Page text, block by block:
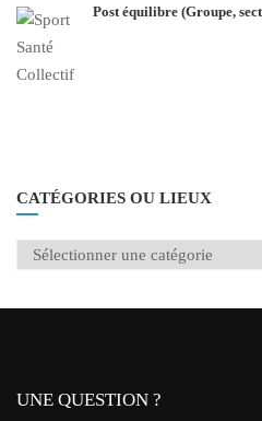
Post équilibre (Groupe,
CATÉGORIES OU LIEUX
UNE QUESTION ?